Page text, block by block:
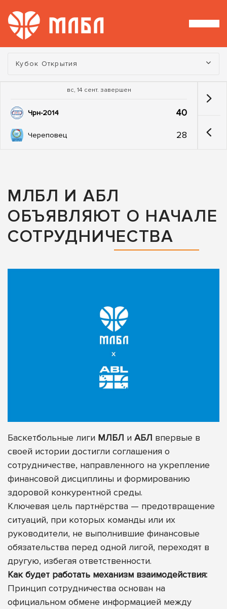
Турнир:
Кубок Открытия
вс, 14 сент. завершен
Чрн-2014 40
Череповец 28
МЛБЛ И АБЛ
ОБЪЯВЛЯЮТ О НАЧАЛЕ
СОТРУДНИЧЕСТВА
Баскетбольные лиги МЛБЛ и АБЛ впервые в
своей истории достигли соглашения о
сотрудничестве, направленного на укрепление
финансовой дисциплины и формированию
здоровой конкурентной среды.
Ключевая цель партнёрства — предотвращение
ситуаций, при которых команды или их
руководители, не выполнившие финансовые
обязательства перед одной лигой, переходят в
другую, избегая ответственности.
Как будет работать механизм взаимодействия:
Принцип сотрудничества основан на
официальном обмене информацией между